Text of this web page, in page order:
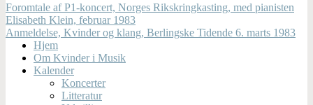
Foromtale af P1-koncert, Norges Rikskringkasting, med pianisten
Elisabeth Klein, februar 1983
Anmeldelse, Kvinder og klang, Berlingske Tidende 6. marts 1983
Hjem
Om Kvinder i Musik
Kalender
Koncerter
Litteratur